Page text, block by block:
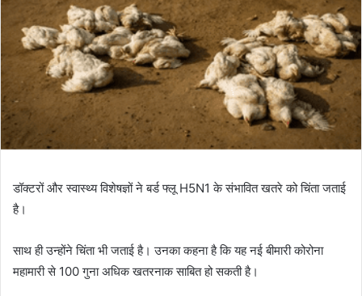
डॉक्टरों और स्वास्थ्य विशेषज्ञों ने बर्ड फ्लू H5N1 के संभावित खतरे को चिंता जताई
है।
साथ ही उन्होंने चिंता भी जताई है। उनका कहना है कि यह नई बीमारी कोरोना
महामारी से 100 गुना अधिक खतरनाक साबित हो सकती है।